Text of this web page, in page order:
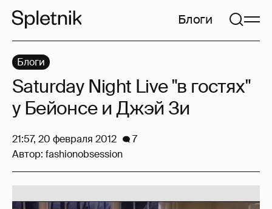
Блоги
Блоги
Saturday Night Live "в гостях"
у Бейонсе и Джэй Зи
21:57, 20 февраля 2012
7
Автор: fashionobsession